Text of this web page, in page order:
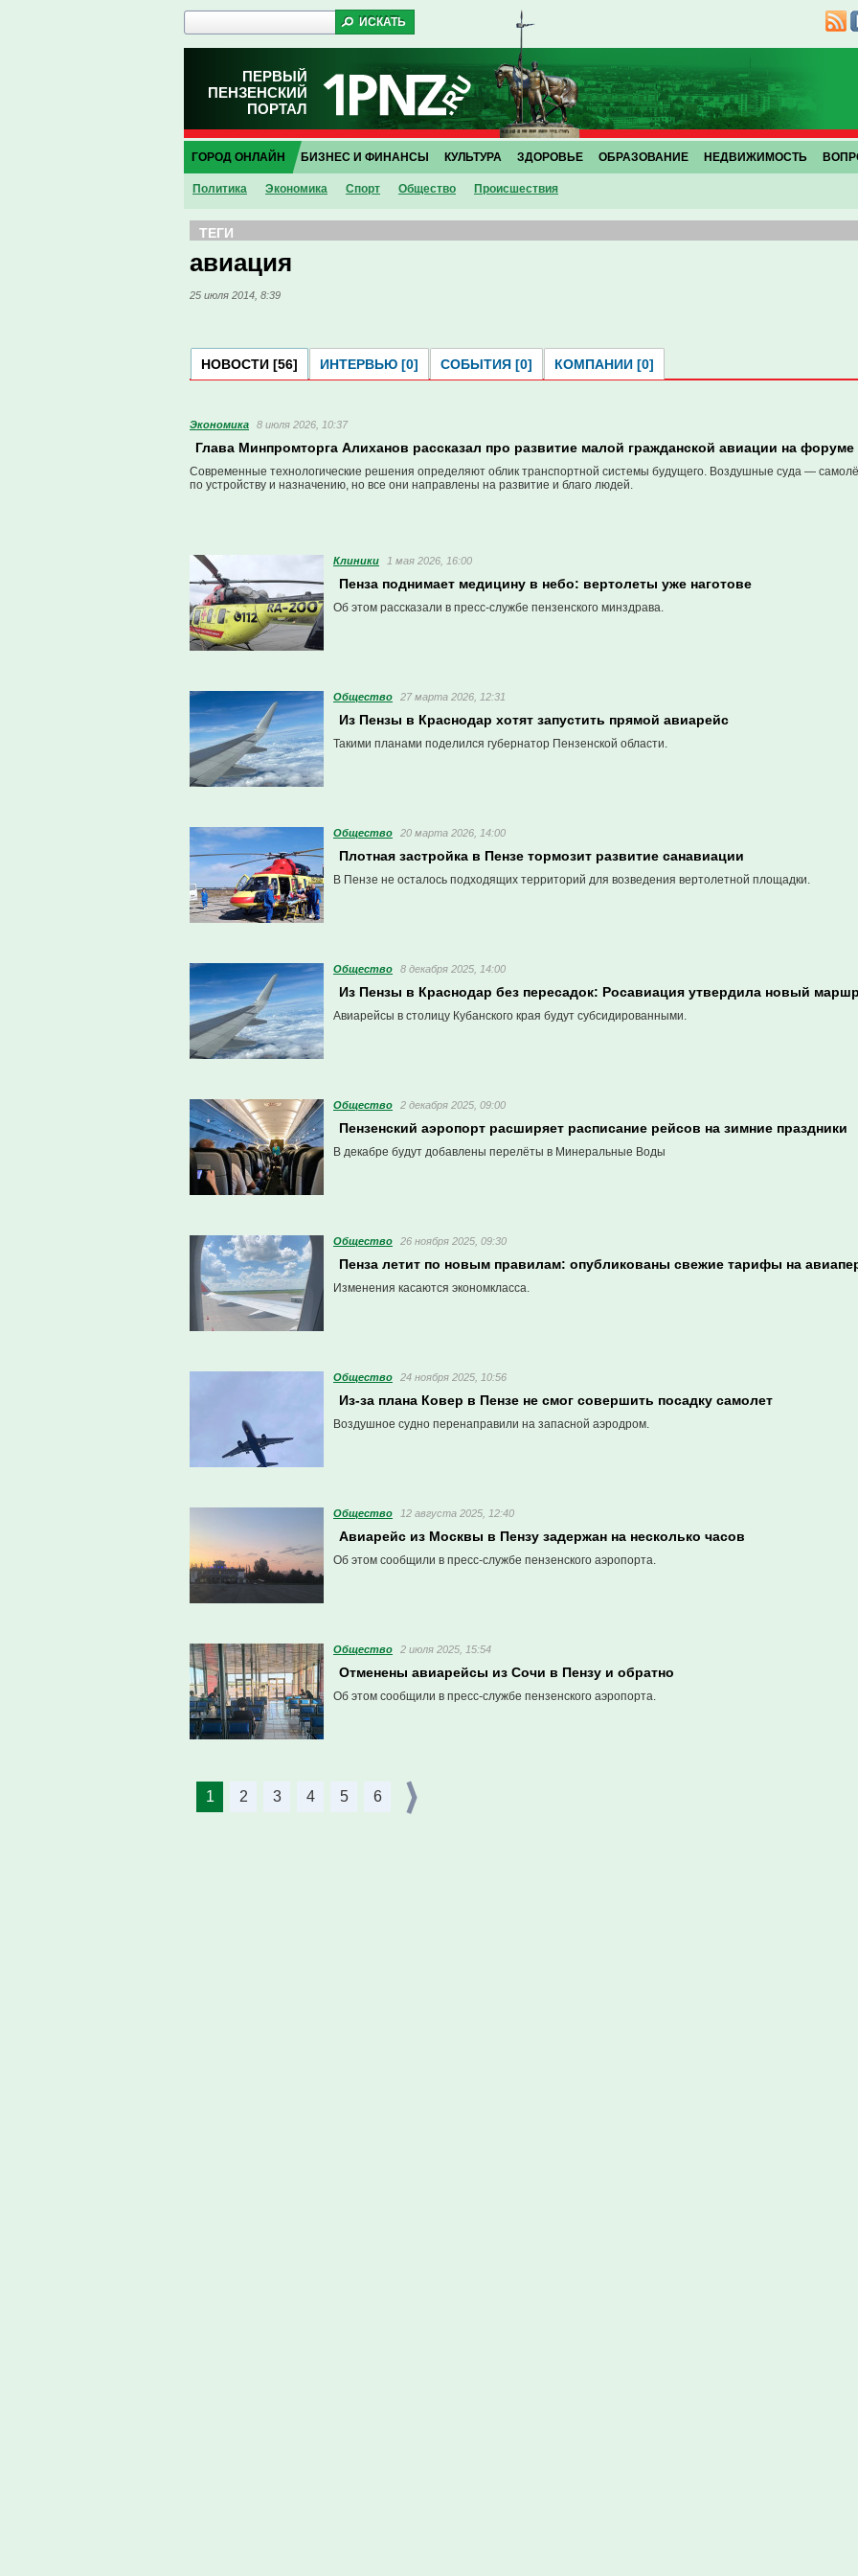
ПЕРВЫЙ
ПЕНЗЕНСКИЙ
ПОРТАЛ
ГОРОД ОНЛАЙН
Политика Экономика Спорт Общество Проиcшествия
БИЗНЕС И ФИНАНСЫ КУЛЬТУРА ЗДОРОВЬЕ ОБРАЗОВАНИЕ НЕДВИЖИМОСТЬ
ТЕГИ
авиация
25 июля 2014, 8:39
НОВОСТИ [56] ИНТЕРВЬЮ [0] СОБЫТИЯ [0] КОМПАНИИ [0]
Экономика 8 июля 2026, 10:37
Глава Минпромторга Алиханов рассказал про развитие малой гражданской авиации на
Современные технологические решения определяют облик транспортной системы будущего. Воздушные суда —
по устройству и назначению, но все они направлены на развитие и благо людей.
Клиники 1 мая 2026, 16:00
Пенза поднимает медицину в небо: вертолеты уже наготове
Об этом рассказали в пресс-службе пензенского минздрава.
Общество 27 марта 2026, 12:31
Из Пензы в Краснодар хотят запустить прямой авиарейс
Такими планами поделился губернатор Пензенской области.
Общество 20 марта 2026, 14:00
Плотная застройка в Пензе тормозит развитие санавиации
В Пензе не осталось подходящих территорий для возведения вертолетной площадки.
Общество 8 декабря 2025, 14:00
Из Пензы в Краснодар без пересадок: Росавиация утвердила новый
Авиарейсы в столицу Кубанского края будут субсидированными.
Общество 2 декабря 2025, 09:00
Пензенский аэропорт расширяет расписание рейсов на зимние праздники
В декабре будут добавлены перелёты в Минеральные Воды
Общество 26 ноября 2025, 09:30
Пенза летит по новым правилам: опубликованы свежие тарифы на
Изменения касаются экономкласса.
Общество 24 ноября 2025, 10:56
Из-за плана Ковер в Пензе не смог совершить посадку самолет
Воздушное судно перенаправили на запасной аэродром.
Общество 12 августа 2025, 12:40
Авиарейс из Москвы в Пензу задержан на несколько часов
Об этом сообщили в пресс-службе пензенского аэропорта.
Общество 2 июля 2025, 15:54
Отменены авиарейсы из Сочи в Пензу и обратно
Об этом сообщили в пресс-службе пензенского аэропорта.
1 2 3 4 5 6